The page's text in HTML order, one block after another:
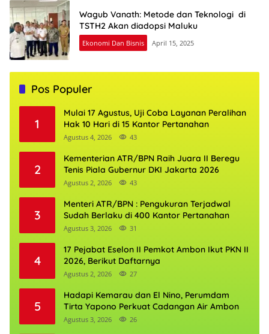
Wagub Vanath: Metode dan Teknologi di
TSTH2 Akan diadopsi Maluku
Ekonomi Dan Bisnis April 15, 2025
Pos Populer
1
Mulai 17 Agustus, Uji Coba Layanan Peralihan
Hak 10 Hari di 15 Kantor Pertanahan
Agustus 4, 2026 43
2
Kementerian ATR/BPN Raih Juara II Beregu
Tenis Piala Gubernur DKI Jakarta 2026
Agustus 2, 2026 43
3
Menteri ATR/BPN : Pengukuran Terjadwal
Sudah Berlaku di 400 Kantor Pertanahan
Agustus 3, 2026 31
4
17 Pejabat Eselon II Pemkot Ambon Ikut PKN II
2026, Berikut Daftarnya
Agustus 2, 2026 27
5
Hadapi Kemarau dan El Nino, Perumdam
Tirta Yapono Perkuat Cadangan Air Ambon
Agustus 3, 2026 26